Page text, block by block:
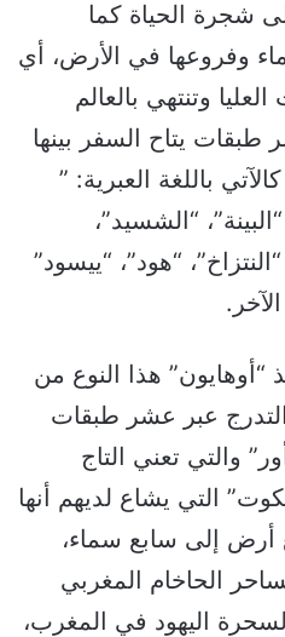
شجرة الحياة كما
وفروعها في الأرض، أي
وتنتهي بالعالم
يتاح السفر بينها
باللغة العبرية: ”
“الشسيد”،
“هود”، “ييسود”
“أوهايون” هذا النوع من
عبر عشر طبقات
والتي تعني التاج
التي يشاع لديهم أنها
أرض إلى سابع سماء،
الحاخام المغربي
اليهود في المغرب،